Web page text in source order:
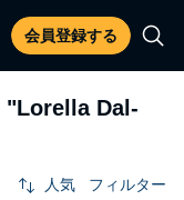
会員登録する
"Lorella Dal-
人気 フィルター